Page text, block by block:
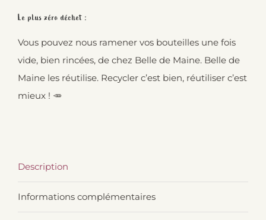
Le plus zéro déchet :
Vous pouvez nous ramener vos bouteilles une fois
vide, bien rincées, de chez Belle de Maine. Belle de
Maine les réutilise. Recycler c’est bien, réutiliser c’est
mieux ! 🥕
Description
Informations complémentaires